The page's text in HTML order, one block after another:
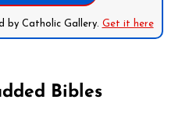
by Catholic Gallery. Get it here
Bibles